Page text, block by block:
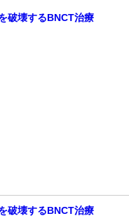
破壊するBNCT治療
破壊するBNCT治療